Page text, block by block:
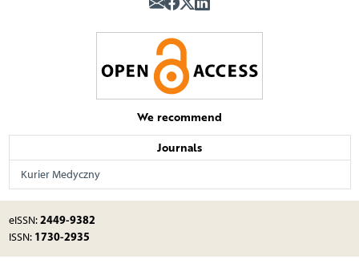
We recommend
Journals
Kurier Medyczny
eISSN:2449-9382
ISSN: 1730-2935